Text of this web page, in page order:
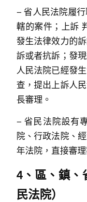
– 省人民法院履
轄的案件；上訴
發生法律效力的
訴或者抗訴；發
人民法院已經發
查，提出上訴人
長審理。
– 省民法院設有
院、行政法院、
年法院，直接審理
4、區、鎮、
民法院）